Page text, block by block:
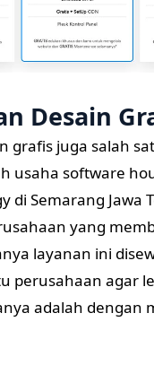
Desain
grafis juga salah
usaha software
di Semarang Jawa
yang
layanan ini
perusahaan agar
adalah dengan